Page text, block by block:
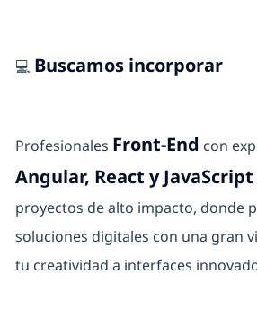
💻Buscamos incorporar
Profesionales Front-End con
Angular, React y JavaScript
proyectos de alto impacto, donde
soluciones digitales con una gran
tu creatividad a interfaces